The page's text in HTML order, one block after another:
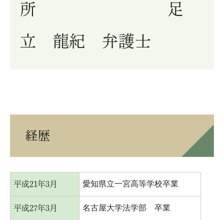
所 足
立 龍紀 弁護士
経歴
平成21年3月 愛知県立一宮高等学校卒業
平成27年3月 名古屋大学法学部 卒業